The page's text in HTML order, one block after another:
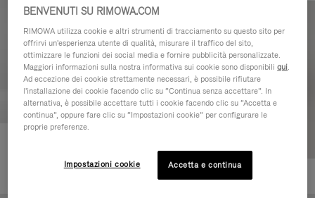
BENVENUTI SU RIMOWA.COM
RIMOWA utilizza cookie e altri strumenti di tracciamento su questo sito per
offrirvi un'esperienza utente di qualità, misurare il traffico del sito,
ottimizzare le funzioni dei social media e fornire pubblicità personalizzate.
Maggiori informazioni sulla nostra informativa sui cookie sono disponibiliqui.
Ad eccezione dei cookie strettamente necessari, è possibile rifiutare
l'installazione dei cookie facendo clic su “Continua senza accettare”. In
alternativa, è possibile accettare tutti i cookie facendo clic su “Accetta e
continua”, oppure fare clic su “Impostazioni cookie” per configurare le
proprie preferenze.
Impostazioni cookie Accetta e continua